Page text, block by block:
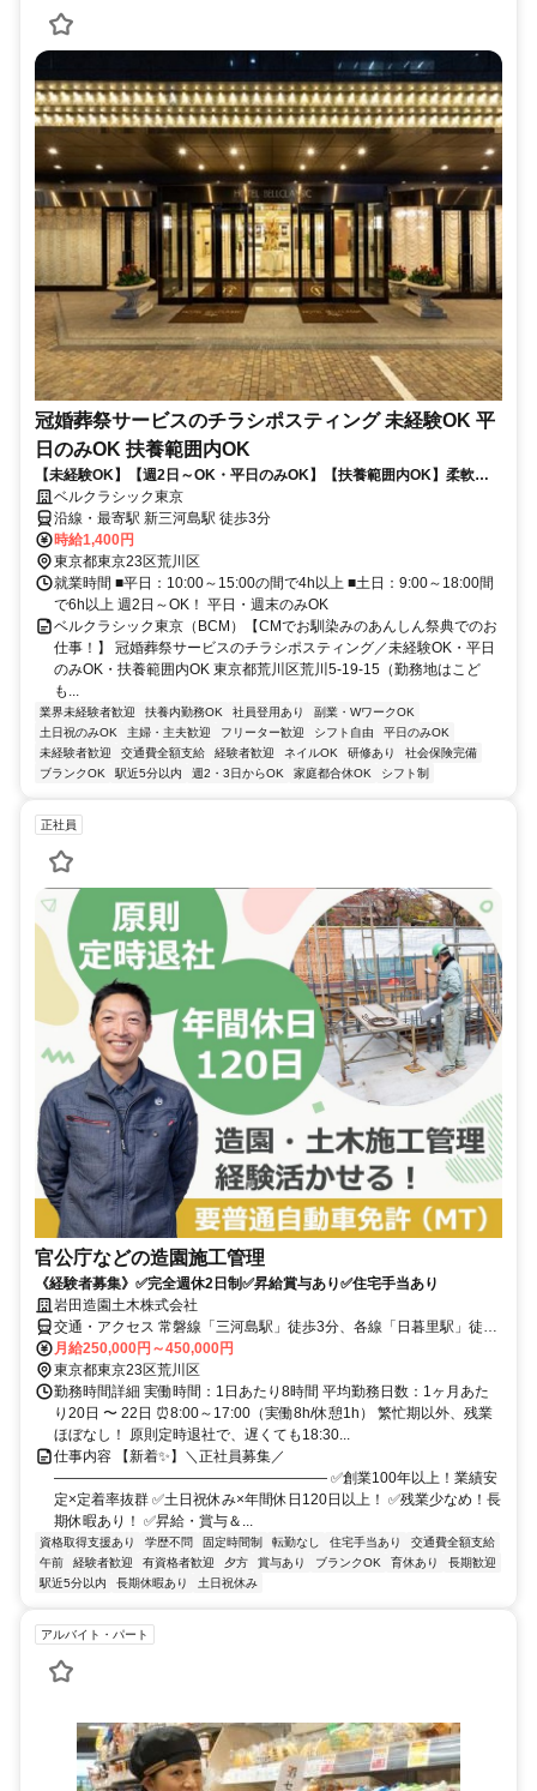
冠婚葬祭サービスのチラシポスティング 未経験OK 平
日のみOK 扶養範囲内OK
【未経験OK】【週2日～OK・平日のみOK】【扶養範囲内OK】柔軟シ
フトで無理なく家庭と両立！子育て中の方も安心◎当日休みもＯＫ★
ベルクラシック東京
沿線・最寄駅 新三河島駅 徒歩3分
時給1,400円
東京都東京23区荒川区
就業時間 ■平日：10:00～15:00の間で4h以上 ■土日：9:00～18:00間
で6h以上 週2日～OK！ 平日・週末のみOK
ベルクラシック東京（BCM）【CMでお馴染みのあんしん祭典でのお
仕事！】 冠婚葬祭サービスのチラシポスティング／未経験OK・平日
のみOK・扶養範囲内OK 東京都荒川区荒川5-19-15（勤務地はこど
も...
業界未経験者歓迎 扶養内勤務OK 社員登用あり
副業・WワークOK
土日祝のみOK
主婦・主夫歓迎 フリーター歓迎 シフト自由
平日のみOK
未経験者歓迎
交通費全額支給 経験者歓迎 ネイルOK 研修あり
社会保険完備
ブランクOK
駅近5分以内 週2・3日からOK 家庭都合休OK シフト制
正社員
官公庁などの造園施工管理
《経験者募集》✅完全週休2日制✅昇給賞与あり✅住宅手当あり
岩田造園土木株式会社
交通・アクセス 常磐線「三河島駅」徒歩3分、各線「日暮里駅」徒歩
10分
月給250,000円～450,000円
東京都東京23区荒川区
勤務時間詳細 実働時間：1日あたり8時間 平均勤務日数：1ヶ月あた
り20日 〜 22日 ⏰8:00～17:00（実働8h/休憩1h） 繁忙期以外、残業
ほぼなし！ 原則定時退社で、遅くても18:30...
仕事内容 【新着✨】＼正社員募集／
――――――――――――――――――― ✅創業100年以上！業績安
定×定着率抜群 ✅土日祝休み×年間休日120日以上！ ✅残業少なめ！長
期休暇あり！ ✅昇給・賞与＆...
資格取得支援あり 学歴不問 固定時間制 転勤なし 住宅手当あり
交通費全額支給
午前
経験者歓迎 有資格者歓迎 夕方 賞与あり ブランクOK 育休あり
長期歓迎
駅近5分以内
長期休暇あり 土日祝休み
アルバイト・パート